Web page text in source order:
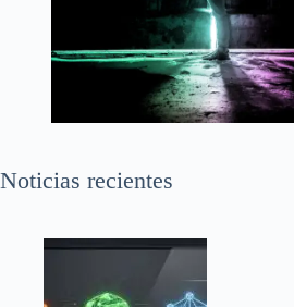
Noticias recientes